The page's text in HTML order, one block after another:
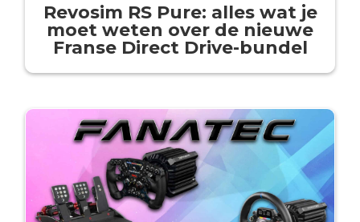
Revosim RS Pure: alles wat je
moet weten over de nieuwe
Franse Direct Drive-bundel